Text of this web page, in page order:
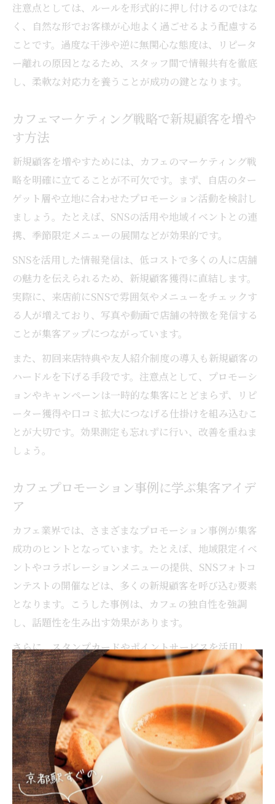
注意点としては、ルールを形式的に押し付けるのではな
く、自然な形でお客様が心地よく過ごせるよう配慮する
ことです。過度な干渉や逆に無関心な態度は、リピータ
ー離れの原因となるため、スタッフ間で情報共有を徹底
し、柔軟な対応力を養うことが成功の鍵となります。
カフェマーケティング戦略で新規顧客を増や
す方法
新規顧客を増やすためには、カフェのマーケティング戦
略を明確に立てることが不可欠です。まず、自店のター
ゲット層や立地に合わせたプロモーション活動を検討し
ましょう。たとえば、SNSの活用や地域イベントとの連
携、季節限定メニューの展開などが効果的です。
SNSを活用した情報発信は、低コストで多くの人に店舗
の魅力を伝えられるため、新規顧客獲得に直結します。
実際に、来店前にSNSで雰囲気やメニューをチェックす
る人が増えており、写真や動画で店舗の特徴を発信する
ことが集客アップにつながっています。
また、初回来店特典や友人紹介制度の導入も新規顧客の
ハードルを下げる手段です。注意点として、プロモーシ
ョンやキャンペーンは一時的な集客にとどまらず、リピ
ーター獲得や口コミ拡大につなげる仕掛けを組み込むこ
とが大切です。効果測定も忘れずに行い、改善を重ねま
しょう。
カフェプロモーション事例に学ぶ集客アイデ
ア
カフェ業界では、さまざまなプロモーション事例が集客
成功のヒントとなっています。たとえば、地域限定イベ
ントやコラボレーションメニューの提供、SNSフォトコ
ンテストの開催などは、多くの新規顧客を呼び込む要素
となります。こうした事例は、カフェの独自性を強調
し、話題性を生み出す効果があります。
さらに、スタンプカードやポイントサービスを活用し、
リピート来店を促す仕組みも効果的です。実際の成功事
例では、来店ごとに特典を用意し、顧客満足度の向上を
図ることでリピーターが増加しています。こうしたアイ
デアは大規模店舗だけでなく、個人経営のカフェでも実
践可能です。
注意点としては、プロモーション内容が店舗のコンセプ
トやターゲットと合致しているか常に見直すことです。
話題性や一時的な集客に偏りすぎると、長期的なファン